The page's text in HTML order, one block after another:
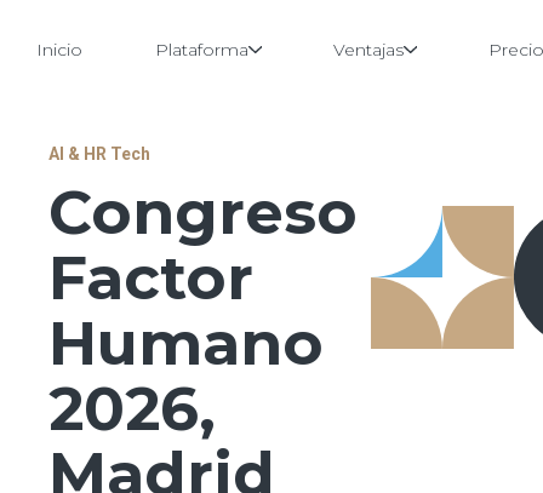
Saltar
contenido
Inicio Plataforma Ventajas
AI & HR Tech
Congreso
Factor
Humano
2026,
Madrid